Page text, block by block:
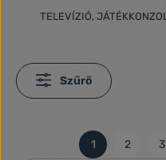
TELEVÍZIÓ,
Szűrő
Oldal
1
Oldal
2 3